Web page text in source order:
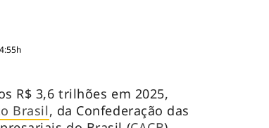
R$ 3,6 trilhões em 2025,
Brasil, da Confederação das